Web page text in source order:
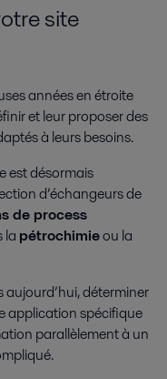
site
années en étroite
et leur proposer des
à leurs besoins.
est désormais
d’échangeurs de
de process
la pétrochimieou la
aujourd’hui, déterminer
application spécifique
parallèlement à un